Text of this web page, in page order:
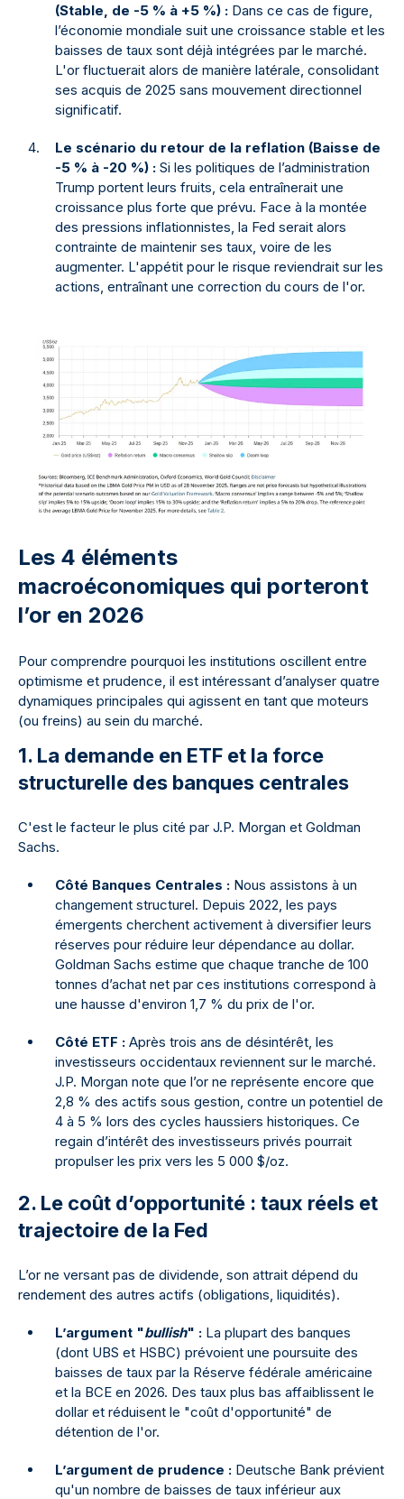
(Stable, de -5 % à +5 %) : Dans ce cas de figure,
l’économie mondiale suit une croissance stable et les
baisses de taux sont déjà intégrées par le marché.
L'or fluctuerait alors de manière latérale, consolidant
ses acquis de 2025 sans mouvement directionnel
significatif.
Le scénario du retour de la reflation (Baisse de
-5 % à -20 %) : Si les politiques de l’administration
Trump portent leurs fruits, cela entraînerait une
croissance plus forte que prévu. Face à la montée
des pressions inflationnistes, la Fed serait alors
contrainte de maintenir ses taux, voire de les
augmenter. L'appétit pour le risque reviendrait sur les
actions, entraînant une correction du cours de l'or.
Les 4 éléments
macroéconomiques qui porteront
l’or en 2026
Pour comprendre pourquoi les institutions oscillent entre
optimisme et prudence, il est intéressant d’analyser quatre
dynamiques principales qui agissent en tant que moteurs
(ou freins) au sein du marché.
1. La demande en ETF et la force
structurelle des banques centrales
C'est le facteur le plus cité par J.P. Morgan et Goldman
Sachs.
Côté Banques Centrales : Nous assistons à un
changement structurel. Depuis 2022, les pays
émergents cherchent activement à diversifier leurs
réserves pour réduire leur dépendance au dollar.
Goldman Sachs estime que chaque tranche de 100
tonnes d’achat net par ces institutions correspond à
une hausse d'environ 1,7 % du prix de l'or.
Côté ETF : Après trois ans de désintérêt, les
investisseurs occidentaux reviennent sur le marché.
J.P. Morgan note que l’or ne représente encore que
2,8 % des actifs sous gestion, contre un potentiel de
4 à 5 % lors des cycles haussiers historiques. Ce
regain d’intérêt des investisseurs privés pourrait
propulser les prix vers les 5 000 $/oz.
2. Le coût d’opportunité : taux réels et
trajectoire de la Fed
L’or ne versant pas de dividende, son attrait dépend du
rendement des autres actifs (obligations, liquidités).
L’argument "bullish" : La plupart des banques
(dont UBS et HSBC) prévoient une poursuite des
baisses de taux par la Réserve fédérale américaine
et la BCE en 2026. Des taux plus bas affaiblissent le
dollar et réduisent le "coût d'opportunité" de
détention de l'or.
L’argument de prudence : Deutsche Bank prévient
qu'un nombre de baisses de taux inférieur aux